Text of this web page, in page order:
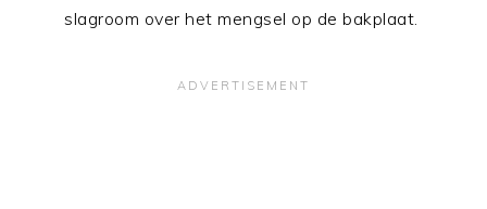
slagroom over het mengsel op de bakplaat.